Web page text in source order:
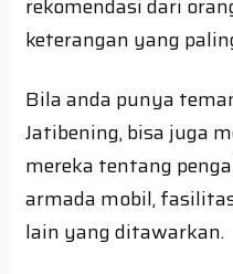
rekomendasi dari
keterangan yang
Bila anda punya
Jatibening, bisa juga
mereka tentang
armada mobil,
lain yang ditawarkan.